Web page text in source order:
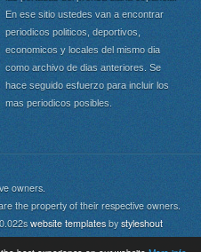
En ese sitio ustedes van a encontrar
periodicos politicos, deportivos,
economicos y locales del mismo dia
como archivo de dias anteriores. Se
hace seguido esfuerzo para incluir los
mas periodicos posibles.
owners.
the property of their respective owners.
website templates bystyleshout